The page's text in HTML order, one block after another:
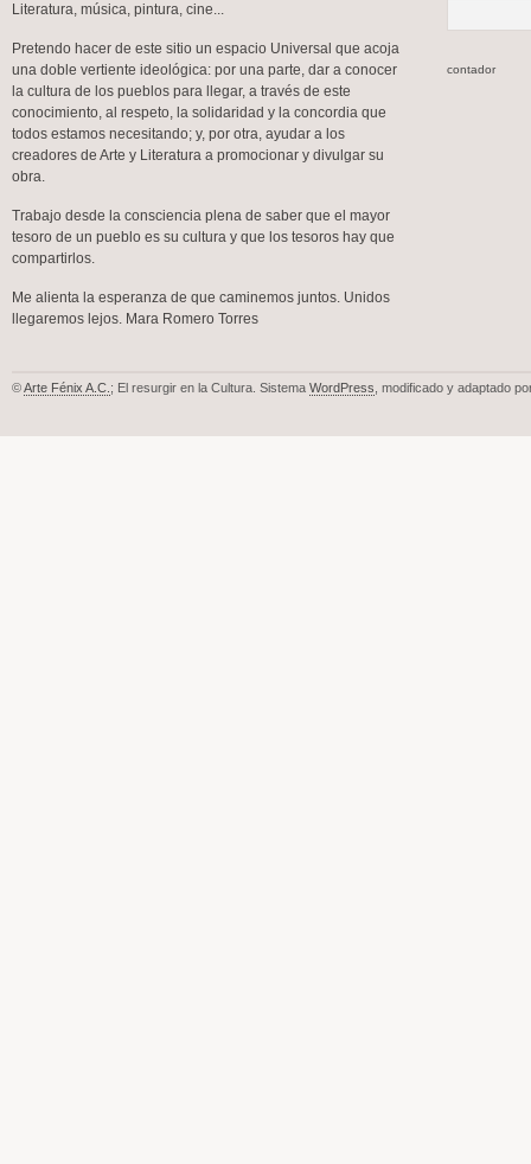
Literatura, música, pintura, cine...
Pretendo hacer de este sitio un espacio Universal que acoja
una doble vertiente ideológica: por una parte, dar a conocer
la cultura de los pueblos para llegar, a través de este
conocimiento, al respeto, la solidaridad y la concordia que
todos estamos necesitando; y, por otra, ayudar a los
creadores de Arte y Literatura a promocionar y divulgar su
obra.
Trabajo desde la consciencia plena de saber que el mayor
tesoro de un pueblo es su cultura y que los tesoros hay que
compartirlos.
Me alienta la esperanza de que caminemos juntos. Unidos
llegaremos lejos. Mara Romero Torres
contador
©Arte Fénix A.C. ; El resurgir en la Cultura. Sistema WordPress , modificado y adaptado